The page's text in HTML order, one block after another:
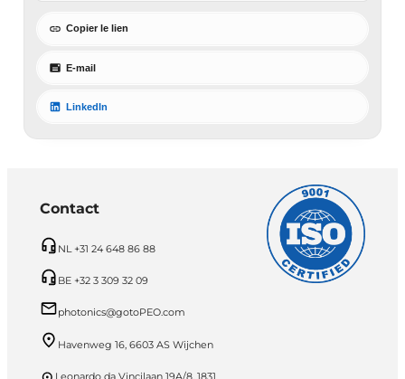
Copier le lien
E-mail
LinkedIn
Contact
NL +31 24 648 86 88
BE +32 3 309 32 09
photonics@gotoPEO.com
Havenweg 16, 6603 AS Wijchen